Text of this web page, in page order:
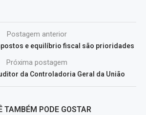
Postagem anterior
e equilíbrio fiscal são prioridades
Próxima postagem
da Controladoria Geral da União
TAMBÉM PODE GOSTAR